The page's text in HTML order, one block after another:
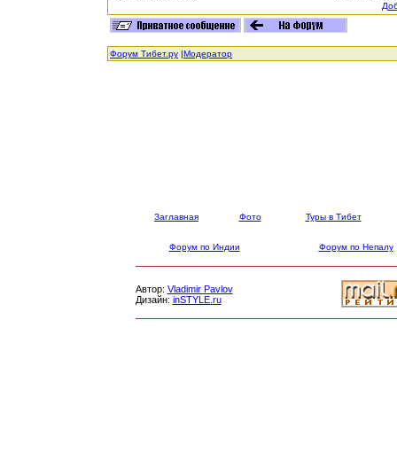
Форум Тибет.ру |Модератор
Заглавная Фото Туры в Тибет
Форум по Индии Форум по Непалу
Автор: Vladimir Pavlov
Дизайн: inSTYLE.ru